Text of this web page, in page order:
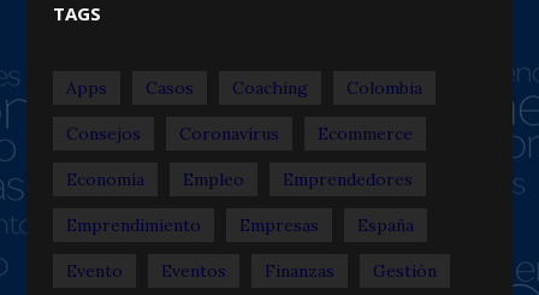
TAGS
Apps Casos Coaching Colombia
Consejos Coronavirus Ecommerce
Economía Empleo Emprendedores
Emprendimiento Empresas España
Evento Eventos Finanzas Gestión